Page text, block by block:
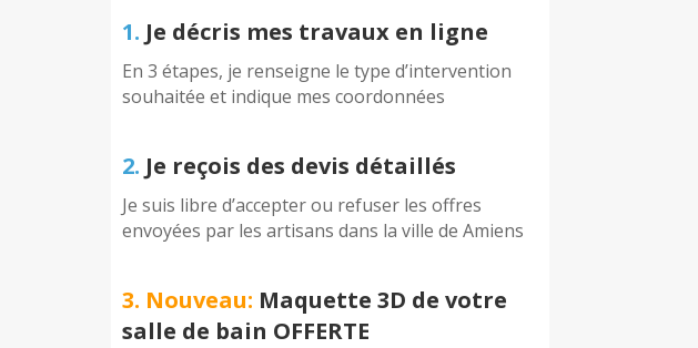
1. Je décris mes travaux en ligne
En 3 étapes, je renseigne le type d’intervention
souhaitée et indique mes coordonnées
2. Je reçois des devis détaillés
Je suis libre d’accepter ou refuser les offres
envoyées par les artisans dans la ville de Amiens
3. Nouveau: Maquette 3D de votre
salle de bain OFFERTE